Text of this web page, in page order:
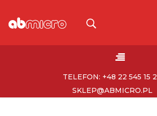
Toggle
☰
TELEFON: +48 22 545 15
SKLEP@ABMICRO.PL